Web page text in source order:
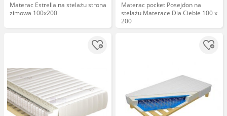
Materac Estrella na stelażu strona
zimowa 100x200
Materac pocket Posejdon na
stelażu Materace Dla Ciebie 100 x
200